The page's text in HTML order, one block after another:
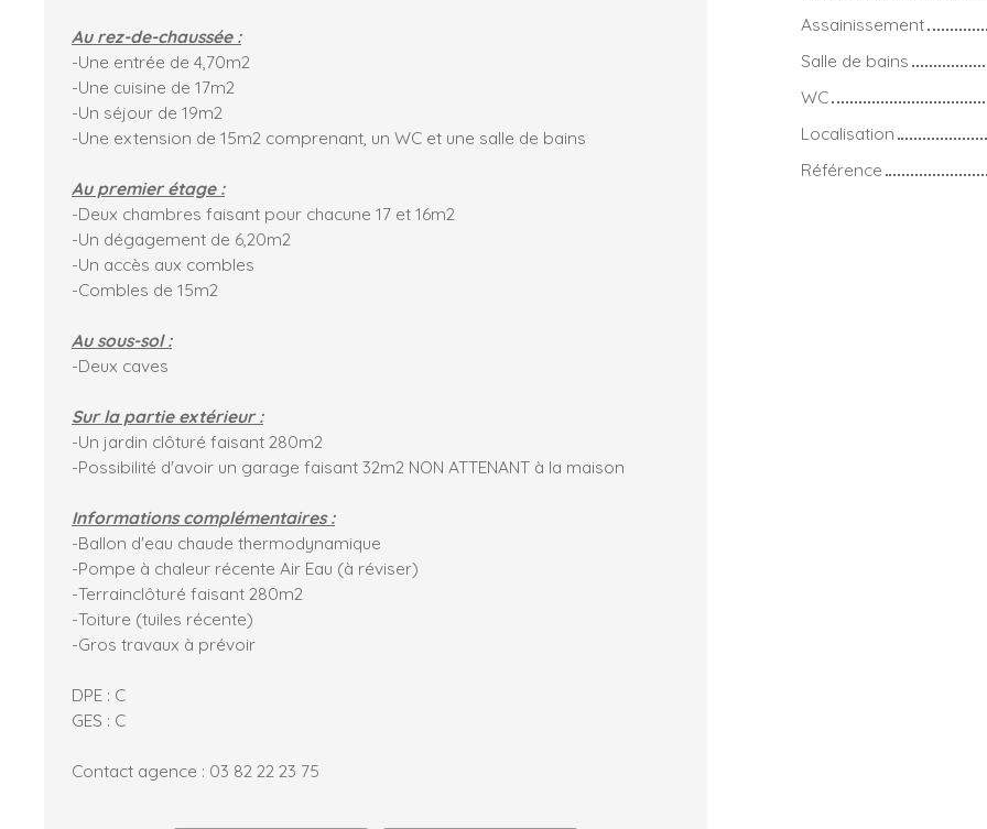
Au rez-de-chaussée :
-Une entrée de 4,70m2
-Une cuisine de 17m2
-Un séjour de 19m2
-Une extension de 15m2 comprenant, un WC et une salle de bains
Au premier étage :
-Deux chambres faisant pour chacune 17 et 16m2
-Un dégagement de 6,20m2
-Un accès aux combles
-Combles de 15m2
Au sous-sol :
-Deux caves
Sur la partie extérieur :
-Un jardin clôturé faisant 280m2
-Possibilité d'avoir un garage faisant 32m2 NON ATTENANT à la maison
Informations complémentaires :
-Ballon d'eau chaude thermodynamique
-Pompe à chaleur récente Air Eau (à réviser)
-Terrainclôturé faisant 280m2
-Toiture (tuiles récente)
-Gros travaux à prévoir
DPE : C
GES : C
Contact agence : 03 82 22 23 75
Assainissement
Salle de bains
WC
Localisation
Référence